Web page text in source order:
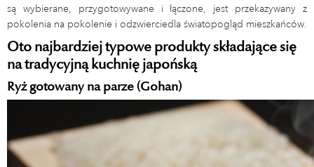
są wybierane, przygotowywane i łączone, jest przekazywany z
pokolenia na pokolenie i odzwierciedla światopogląd mieszkańców.
Oto najbardziej typowe produkty składające się
na tradycyjną kuchnię japońską
Ryż gotowany na parze (Gohan)